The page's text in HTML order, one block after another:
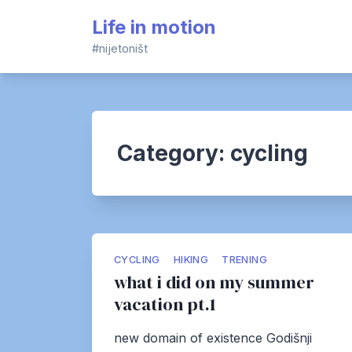
Life in motion
#nijetoništ
Category: cycling
CYCLING HIKING TRENING
what i did on my summer
vacation pt.1
new domain of existence Godišnji